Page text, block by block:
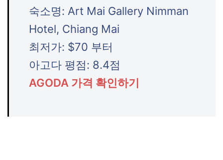
숙소명: Art Mai Gallery Nimman
Hotel, Chiang Mai
최저가: $70 부터
아고다 평점: 8.4점
AGODA 가격 확인하기